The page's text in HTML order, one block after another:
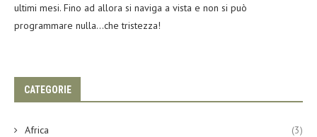
ultimi mesi. Fino ad allora si naviga a vista e non si può
programmare nulla…che tristezza!
CATEGORIE
Africa (3)